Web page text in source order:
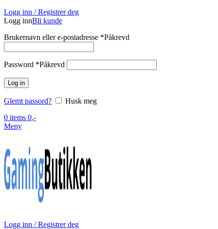
Logg inn / Registrer deg
Logg innBli kunde
Brukernavn eller e-postadresse *Påkrevd
Password *Påkrevd
Log in
Glemt passord?
Husk meg
0 items 0,-
Meny
Logg inn / Registrer deg